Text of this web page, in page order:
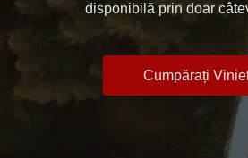
disponibilă prin doar
Cumpărați